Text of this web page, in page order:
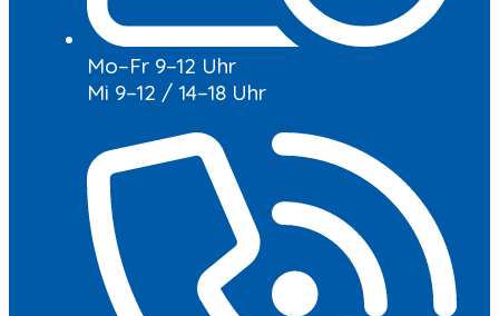
Mo–Fr 9–12 Uhr
Mi 9–12 / 14–18 Uhr